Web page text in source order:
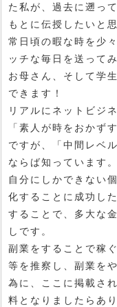
た私が、過去に遡っ
もとに伝授したいと
常日頃の暇な時を少
ッチな毎日を送って
お母さん、そして学
できます！
リアルにネットビジ
「素人が時をおかず
ですが、「中間レベ
ならば知っています。
自分にしかできない
化することに成功し
することで、多大な
しです。
副業をすることで稼
等を推察し、副業を
為に、ここに掲載さ
料となりましたらあ